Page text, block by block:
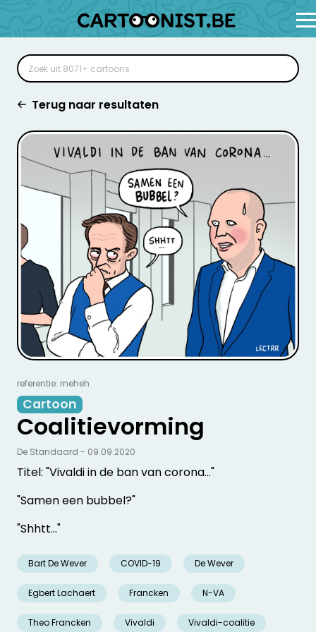
Terug naar resultaten
referentie: rneheh
Cartoon
Coalitievorming
Titel: "Vivaldi in de ban van corona..."
"Samen een bubbel?"
"Shhtt..."
Bart De Wever COVID-19 De Wever
Egbert Lachaert Francken N-VA
Theo Francken Vivaldi Vivaldi-coalitie
De Standaard - 09.09.2020